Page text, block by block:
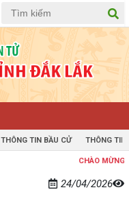
THÔNG TIN BẦU CỬ THÔNG TIN
CHÀO MỪNG
24/04/2026